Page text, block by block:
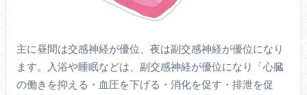
主に昼間は交感神経が優位、夜は副交感神経が優位になり
ます。入浴や睡眠などは、副交感神経が優位になり「心臓
の働きを抑える・血圧を下げる・消化を促す・排泄を促